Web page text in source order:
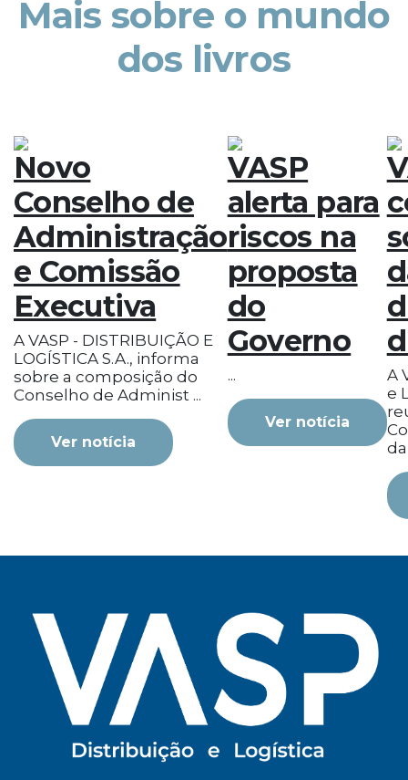
Mais sobre o mundo
dos livros
Novo
Conselho de
Administração
e Comissão
Executiva
A VASP - DISTRIBUIÇÃO E
LOGÍSTICA S.A., informa
sobre a composição do
Conselho de Administ ...
Ver notícia
VASP
alerta para
riscos na
proposta
do
Governo
...
Ver notícia
A
e